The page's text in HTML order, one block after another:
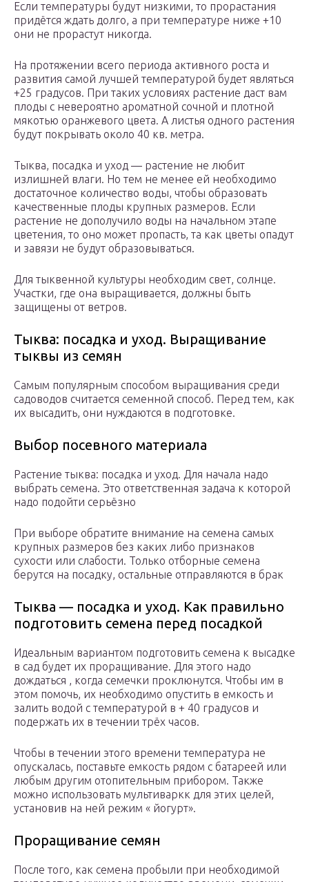
Если температуры будут низкими, то прорастания
придётся ждать долго, а при температуре ниже +10
они не прорастут никогда.
На протяжении всего периода активного роста и
развития самой лучшей температурой будет являться
+25 градусов. При таких условиях растение даст вам
плоды с невероятно ароматной сочной и плотной
мякотью оранжевого цвета. А листья одного растения
будут покрывать около 40 кв. метра.
Тыква, посадка и уход — растение не любит
излишней влаги. Но тем не менее ей необходимо
достаточное количество воды, чтобы образовать
качественные плоды крупных размеров. Если
растение не дополучило воды на начальном этапе
цветения, то оно может пропасть, та как цветы опадут
и завязи не будут образовываться.
Для тыквенной культуры необходим свет, солнце.
Участки, где она выращивается, должны быть
защищены от ветров.
Тыква: посадка и уход. Выращивание
тыквы из семян
Самым популярным способом выращивания среди
садоводов считается семенной способ. Перед тем, как
их высадить, они нуждаются в подготовке.
Выбор посевного материала
Растение тыква: посадка и уход. Для начала надо
выбрать семена. Это ответственная задача к которой
надо подойти серьёзно
При выборе обратите внимание на семена самых
крупных размеров без каких либо признаков
сухости или слабости. Только отборные семена
берутся на посадку, остальные отправляются в брак
Тыква — посадка и уход. Как правильно
подготовить семена перед посадкой
Идеальным вариантом подготовить семена к высадке
в сад будет их проращивание. Для этого надо
дождаться , когда семечки проклюнутся. Чтобы им в
этом помочь, их необходимо опустить в емкость и
залить водой с температурой в + 40 градусов и
подержать их в течении трёх часов.
Чтобы в течении этого времени температура не
опускалась, поставьте емкость рядом с батареей или
любым другим отопительным прибором. Также
можно использовать мультиваркк для этих целей,
установив на ней режим « йогурт».
Проращивание семян
После того, как семена пробыли при необходимой